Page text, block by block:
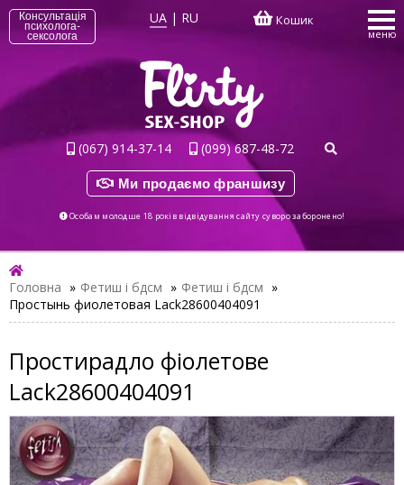
Консультація
психолога-
сексолога
UA | RU Кошик
меню
(067) 914-37-14 (099) 687-48-72
Ми продаємо франшизу
Особам молодше 18 років відвідування сайту суворо заборонено!
Головна » Фетиш і бдсм » Фетиш і бдсм »
Простынь фиолетовая Lack28600404091
Простирадло фіолетове
Lack28600404091